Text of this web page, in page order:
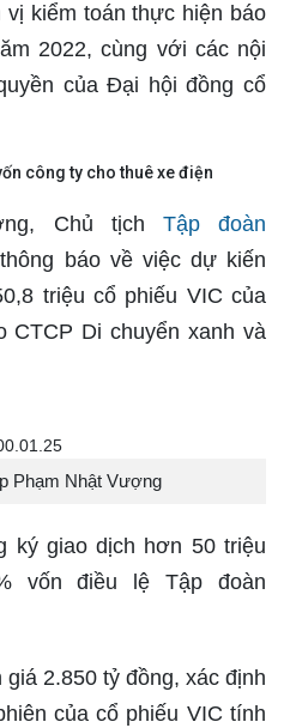
kiểm toán thực hiện báo
2022, cùng với các nội
của Đại hội đồng cổ
công ty cho thuê xe điện
Chủ tịch Tập đoàn
báo về việc dự kiến
triệu cổ phiếu VIC của
CTCP Di chuyển xanh và
Phạm Nhật Vượng
ký giao dịch hơn 50 triệu
vốn điều lệ Tập đoàn
2.850 tỷ đồng, xác định
của cổ phiếu VIC tính